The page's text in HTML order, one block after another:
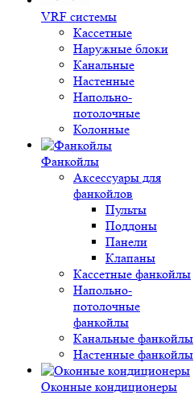
VRF системы
Кассетные
Наружные блоки
Канальные
Настенные
Напольно-
потолочные
Колонные
Фанкойлы
Аксессуары для
фанкойлов
Пульты
Поддоны
Панели
Клапаны
Кассетные фанкойлы
Напольно-
потолочные
фанкойлы
Канальные фанкойлы
Настенные фанкойлы
Оконные кондиционеры